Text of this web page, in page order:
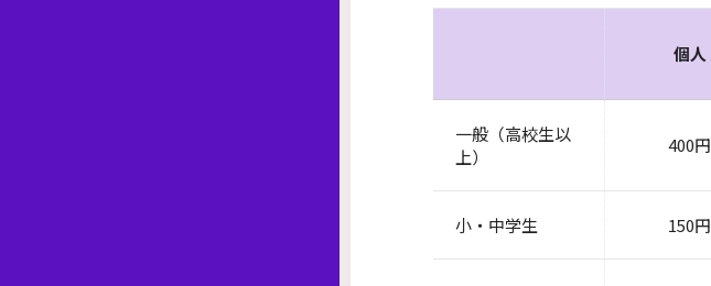
個人
一般（高校生以
上）
400円
小・中学生 150円